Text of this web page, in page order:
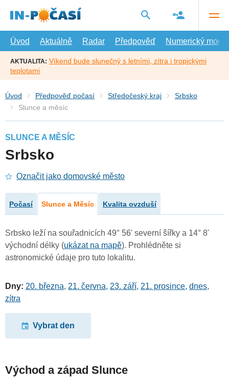
hlavní
Úvod
Aktuálně Radar Předpověď Numerický model
AKTUALITA: Víkend bude slunečný s letními, zítra i tropickými
teplotami
Úvod Předpověď počasí Středočeský kraj
Srbsko
Slunce a měsíc
SLUNCE A MĚSÍC
Srbsko
Označit jako domovské město
Počasí Slunce a Měsíc Kvalita ovzduší
Srbsko leží na souřadnicích 49° 56' severní šířky a 14° 8'
východní délky (ukázat na mapě). Prohlédněte si
astronomické údaje pro tuto lokalitu.
Dny: 20. března, 21. června, 23. září, 21. prosince, dnes,
zítra
Vybrat den
Východ a západ Slunce